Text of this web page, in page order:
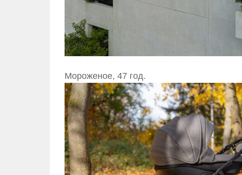
Мороженое, 47 год.